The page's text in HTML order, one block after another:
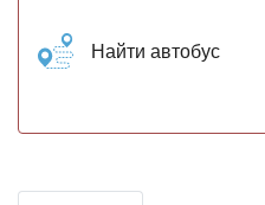
Найти автобус